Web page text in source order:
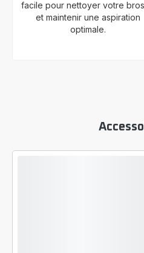
facile pour nettoyer votre
et maintenir une aspiration
optimale.